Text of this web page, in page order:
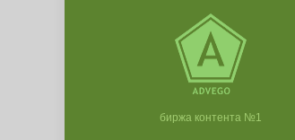
биржа контента №1